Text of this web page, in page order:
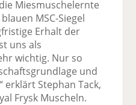
e
n
n e
Miesmuschelernte
MSC-Siegel
Erhalt der
uns als
wichtig. Nur so
und
erklärt Stephan Tack,
Frysk Muscheln.